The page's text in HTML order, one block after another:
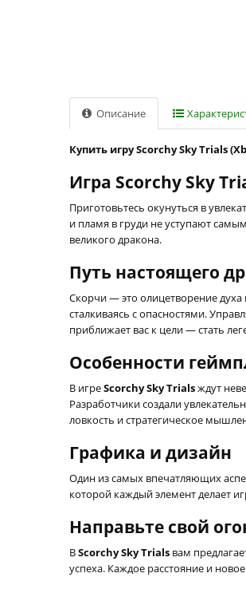
Описание
Купить игру Scorchy Sky Trials
Игра Scorchy Sky
Приготовьтесь окунуться в
и пламя в груди не уступают
великого дракона.
Путь настоящего
Скорчи — это олицетворение
сталкиваясь с опасностями.
приближает вас к цели — стать
Особенности
В игреScorchy Sky Trialsждут
Разработчики создали
ловкость и стратегическое
Графика и дизайн
Один из самых впечатляющих
которой каждый элемент делает
Направьте свой
ВScorchy Sky Trials вам
успеха. Каждое расстояние и